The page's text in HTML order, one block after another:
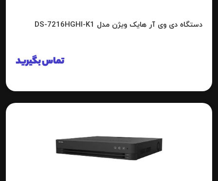
دستگاه دی وی آر هایک ویژن مدل DS-7216HGHI-K1
تماس بگیرید